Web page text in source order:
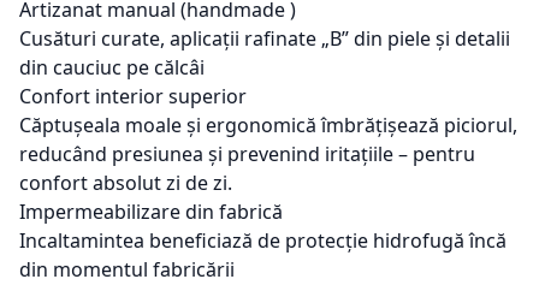
Artizanat manual (handmade )
Cusături curate, aplicații rafinate „B” din pieleși detalii
din cauciuc pecălcâi
Confort interior superior
Căptușeala moaleși ergonomică îmbrățișează piciorul,
reducând presiunea și prevenind iritațiile– pentru
confortabsolutzi de zi.
Impermeabilizaredin fabrică
Incaltamintea beneficiază de protecție hidrofugă încă
din momentul fabricării